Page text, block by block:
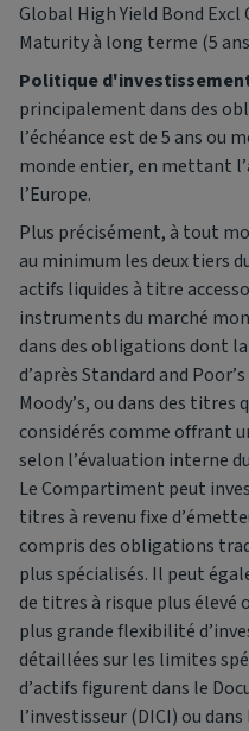
Global High Yield Bond Excl
Maturity à long terme (5
Politique
principalement dans des
l’échéance est de 5 ans ou
monde entier, en mettant
l’Europe.
Plus précisément, à tout
au minimum les deux tiers
actifs liquides à titre
instruments du marché
dans des obligations dont
d’après Standard and
Moody’s, ou dans des titres
considérés comme offrant
selon l’évaluation interne
Le Compartiment peut
titres à revenu fixe
compris des obligations
plus spécialisés. Il peut
de titres à risque plus élevé
plus grande flexibilité
détaillées sur les limites
d’actifs figurent dans le
l’investisseur (DICI) ou